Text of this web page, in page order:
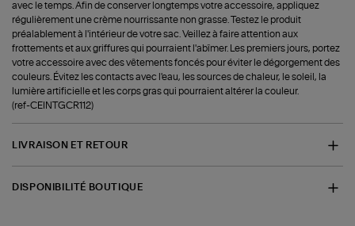
avec le temps. Afin de conserver longtemps votre accessoire, appliquez
régulièrement une crème nourrissante non grasse. Testez le produit
préalablement à l'intérieur de votre sac. Veillez à faire attention aux
frottements et aux griffures qui pourraient l'abîmer. Les premiers jours, portez
votre accessoire avec des vêtements foncés pour éviter le dégorgement des
couleurs. Évitez les contacts avec l'eau, les sources de chaleur, le soleil, la
lumière artificielle et les corps gras qui pourraient altérer la couleur.
(ref-CEINTGCR112)
LIVRAISON ET RETOUR
DISPONIBILITÉ BOUTIQUE